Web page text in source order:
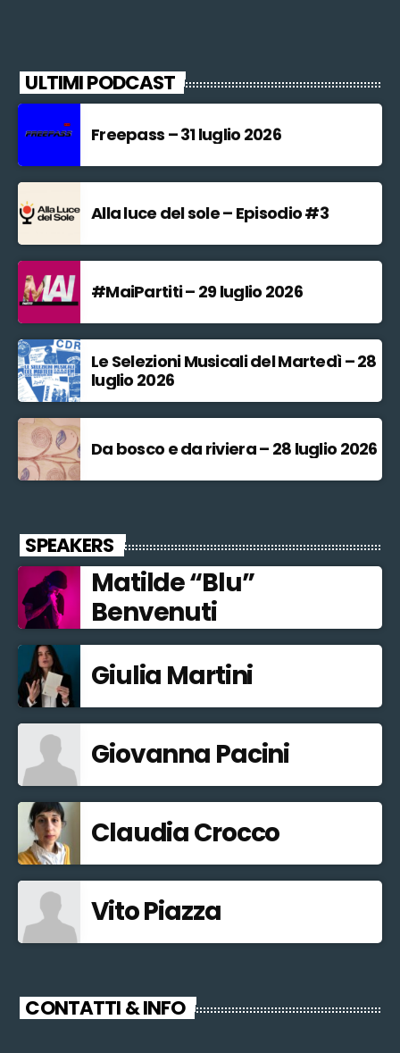
ULTIMI PODCAST
Freepass – 31 luglio 2026
Alla luce del sole – Episodio #3
#MaiPartiti – 29 luglio 2026
Le Selezioni Musicali del Martedì – 28
luglio 2026
Da bosco e da riviera – 28 luglio 2026
SPEAKERS
Matilde “Blu”
Benvenuti
Giulia Martini
Giovanna Pacini
Claudia Crocco
Vito Piazza
CONTATTI & INFO